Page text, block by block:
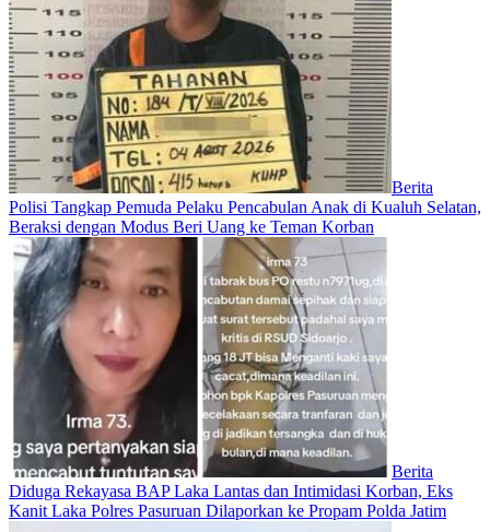
Berita
Polisi Tangkap Pemuda Pelaku Pencabulan Anak di Kualuh Selatan,
Beraksi dengan Modus Beri Uang ke Teman Korban
Berita
Diduga Rekayasa BAP Laka Lantas dan Intimidasi Korban, Eks
Kanit Laka Polres Pasuruan Dilaporkan ke Propam Polda Jatim